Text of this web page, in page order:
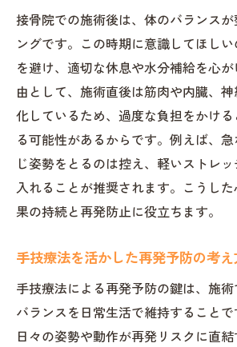
接骨院での施術後は、体のバランス
ングです。この時期に意識してほし
を避け、適切な休息や水分補給を心
由として、施術直後は筋肉や内臓、
化しているため、過度な負担をかけ
る可能性があるからです。例えば、
じ姿勢をとるのは控え、軽いストレ
入れることが推奨されます。こうし
果の持続と再発防止に役立ちます。
手技療法を活かした再発予防の考え
手技療法による再発予防の鍵は、施
バランスを日常生活で維持することで
日々の姿勢や動作が再発リスクに直